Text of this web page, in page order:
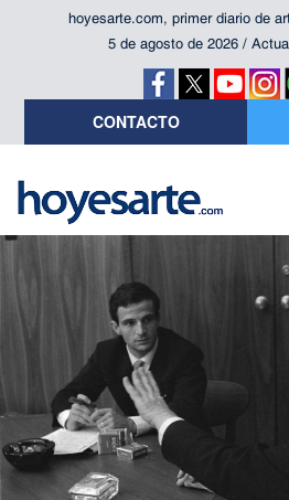
hoyesarte.com, primer diario de
5 de agosto de 2026 /
CONTACTO